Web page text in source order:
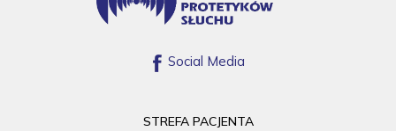
Social Media
STREFA PACJENTA